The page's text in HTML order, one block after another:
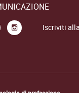
Iscriviti